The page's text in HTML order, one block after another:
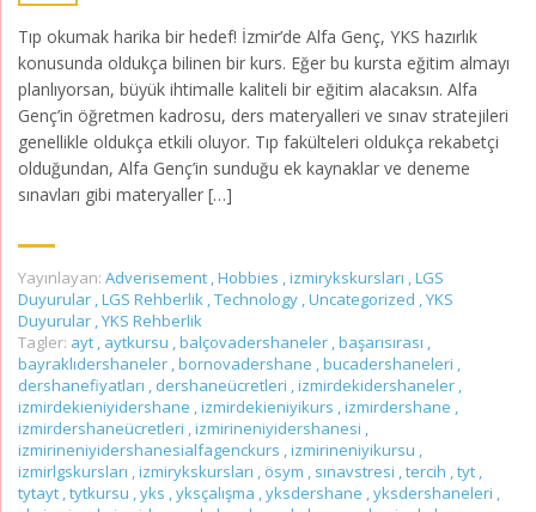
Tıp okumak harika bir hedef! İzmir’de Alfa Genç, YKS hazırlık
konusunda oldukça bilinen bir kurs. Eğer bu kursta eğitim almayı
planlıyorsan, büyük ihtimalle kaliteli bir eğitim alacaksın. Alfa
Genç’in öğretmen kadrosu, ders materyalleri ve sınav stratejileri
genellikle oldukça etkili oluyor. Tıp fakülteleri oldukça rekabetçi
olduğundan, Alfa Genç’in sunduğu ek kaynaklar ve deneme
sınavları gibi materyaller […]
Yayınlayan: Adverisement ,Hobbies ,izmirykskursları ,LGS
Duyurular ,LGS Rehberlik ,Technology ,Uncategorized ,YKS
Duyurular ,YKS Rehberlik
Tagler: ayt , aytkursu ,balçovadershaneler ,başarısırası ,
bayraklıdershaneler ,bornovadershane ,bucadershaneleri ,
dershanefiyatları , dershaneücretleri ,izmirdekidershaneler ,
izmirdekieniyidershane ,izmirdekieniyikurs ,izmirdershane ,
izmirdershaneücretleri ,izmirineniyidershanesi ,
izmirineniyidershanesialfagenckurs ,izmirineniyikursu ,
izmirlgskursları ,izmirykskursları , ösym , sınavstresi ,tercih ,tyt ,
tytayt ,tytkursu ,yks ,yksçalışma ,yksdershane ,yksdershaneleri ,